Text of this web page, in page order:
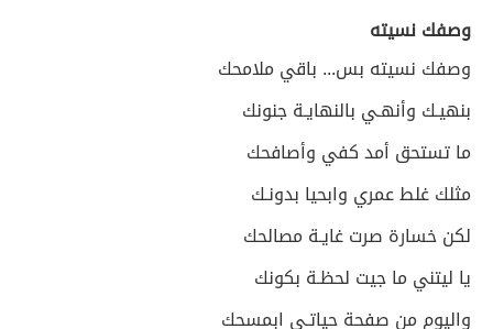
وصفك نسيته
وصفك نسيته بس... باقي ملامحك
بنهيـك وأنهـي بالنهايـة جنونك
ما تستحق أمد كفي وأصافحك
مثلك غلط عمري وابحيا بدونـك
لكن خسارة صرت غايـة مصالحك
يا ليتني ما جيت لحظـة بكونك
واليوم من صفحة حياتـي ابمسحك